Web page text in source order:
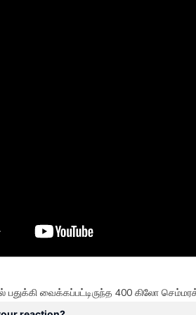
வைக்கப்பட்டிருந்த 400 கிலோ